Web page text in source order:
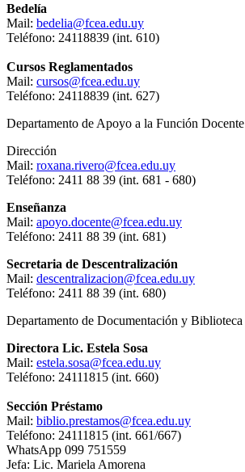
Bedelía
Mail: bedelia@fcea.edu.uy
Teléfono: 24118839 (int. 610)
Cursos Reglamentados
Mail: cursos@fcea.edu.uy
Teléfono: 24118839 (int. 627)
Departamento de Apoyo a la Función Docente
Dirección
Mail: roxana.rivero@fcea.edu.uy
Teléfono: 2411 88 39 (int. 681 - 680)
Enseñanza
Mail: apoyo.docente@fcea.edu.uy
Teléfono: 2411 88 39 (int. 681)
Secretaria de Descentralización
Mail: descentralizacion@fcea.edu.uy
Teléfono: 2411 88 39 (int. 680)
Departamento de Documentación y Biblioteca
Directora Lic. Estela Sosa
Mail: estela.sosa@fcea.edu.uy
Teléfono: 24111815 (int. 660)
Sección Préstamo
Mail: biblio.prestamos@fcea.edu.uy
Teléfono: 24111815 (int. 661/667)
WhatsApp 099 751559
Jefa: Lic. Mariela Amorena